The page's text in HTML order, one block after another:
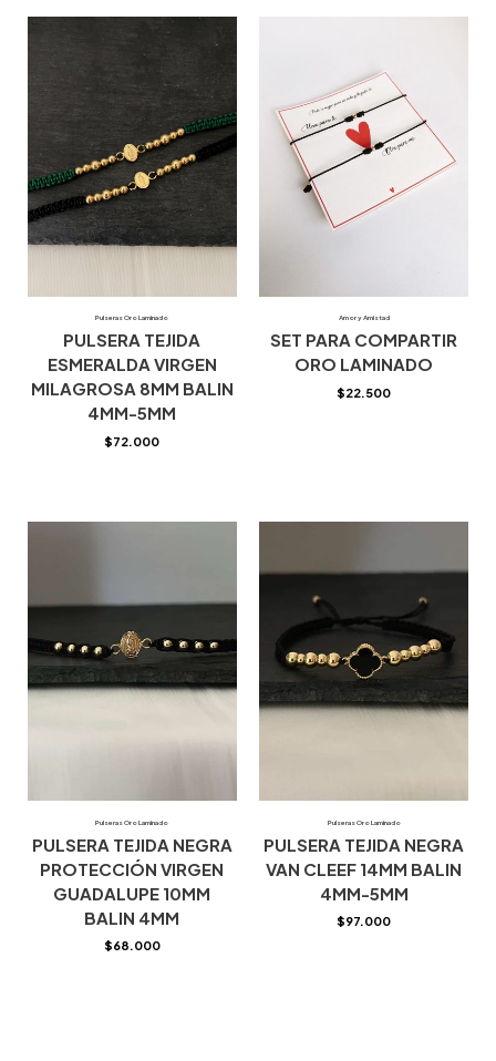
Pulseras Oro Laminado
PULSERA TEJIDA
ESMERALDA VIRGEN
MILAGROSA 8MM BALIN
4MM-5MM
$72.000
Amor y Amistad
SET PARA COMPARTIR
ORO LAMINADO
$22.500
Pulseras Oro Laminado
PULSERA TEJIDA NEGRA
PROTECCIÓN VIRGEN
GUADALUPE 10MM
BALIN 4MM
$68.000
Pulseras Oro Laminado
PULSERA TEJIDA NEGRA
VAN CLEEF 14MM BALIN
4MM-5MM
$97.000